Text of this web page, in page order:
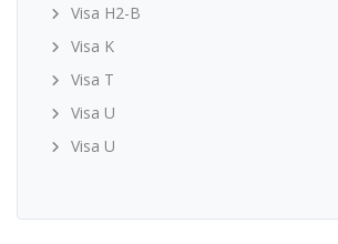
Visa H2-B
Visa K
Visa T
Visa U
Visa U